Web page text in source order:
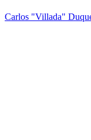
Carlos "Villada"